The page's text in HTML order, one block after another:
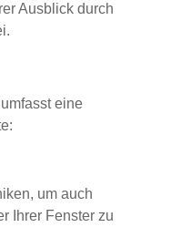
Ausblick durch
umfasst eine
um auch
Ihrer Fenster zu